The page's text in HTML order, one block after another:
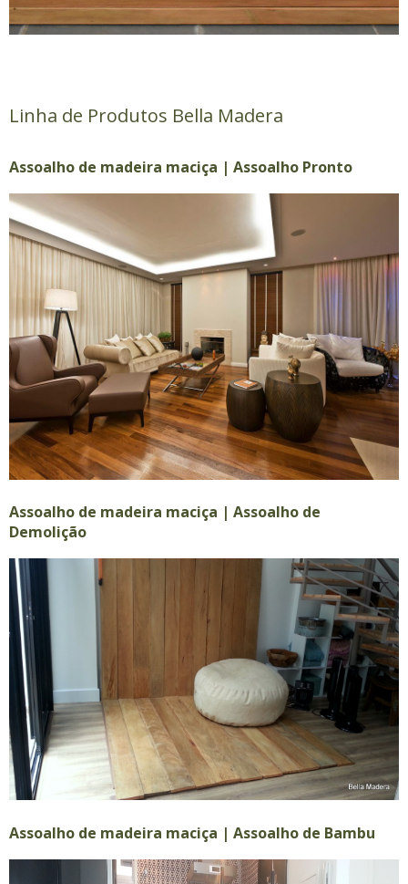
Linha de Produtos Bella Madera
Assoalho de madeira maciça | Assoalho Pronto
Assoalho de madeira maciça | Assoalho de
Demolição
Assoalho de madeira maciça | Assoalho de Bambu